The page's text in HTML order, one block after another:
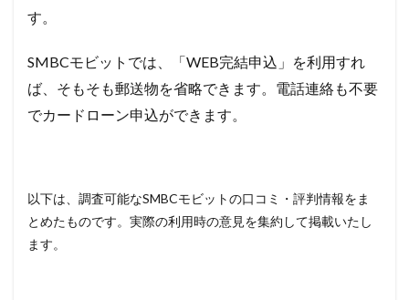
す。
SMBCモビットでは、「WEB完結申込」を利用すれ
ば、そもそも郵送物を省略できます。 電話連絡も不要
でカードローン申込ができます。
以下は、調査可能なSMBCモビットの口コミ・評判情報をま
とめたものです。実際の利用時の意見を集約して掲載いたし
ます。